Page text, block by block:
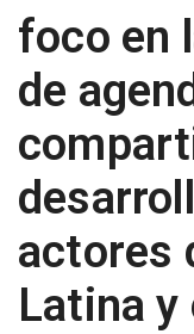
foco en
de
actores
Latina y